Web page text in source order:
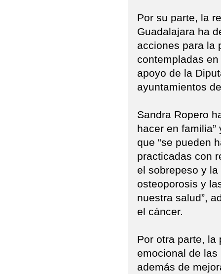
Por su parte, la
Guadalajara ha
acciones para la
contempladas
apoyo de la
ayuntamientos
Sandra Ropero
hacer en
que “se pueden
practicadas con
el sobrepeso y
osteoporosis y
nuestra salud”,
el cáncer.
Por otra parte, la
emocional de
además de